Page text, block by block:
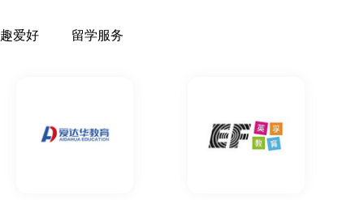
爱好 留学服务